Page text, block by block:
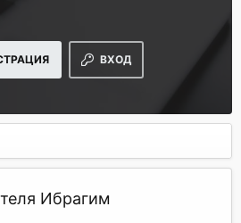
ВХОД
Ибрагим